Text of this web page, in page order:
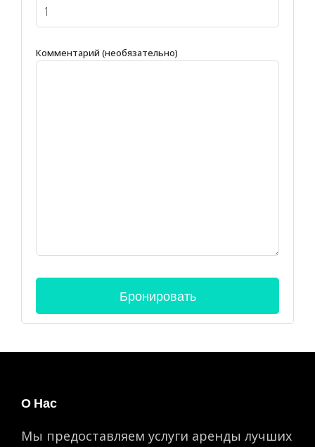
Комментарий (необязательно)
О Нас
Мы предоставляем услуги аренды лучших